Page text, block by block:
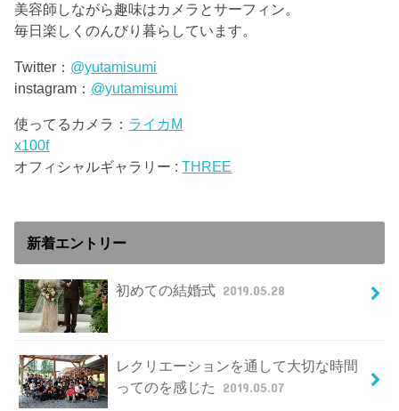
美容師しながら趣味はカメラとサーフィン。
毎日楽しくのんびり暮らしています。
Twitter： @yutamisumi
instagram： @yutamisumi
使ってるカメラ： ライカM
x100f
オフィシャルギャラリー :THREE
新着エントリー
初めての結婚式 2019.05.28
レクリエーションを通して大切な時間
ってのを感じた
2019.05.07